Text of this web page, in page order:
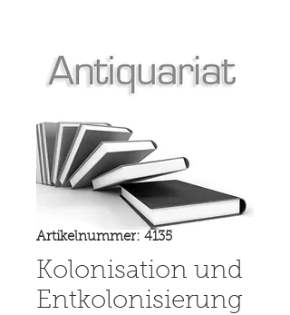
Artikelnummer: 4135
Kolonisation und
Entkolonisierung